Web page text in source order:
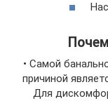
• Самой
причиной
Для